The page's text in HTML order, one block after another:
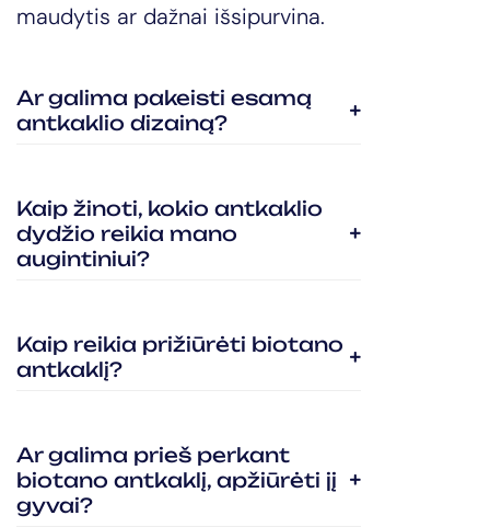
maudytis ar dažnai išsipurvina.
Ar galima pakeisti esamą
antkaklio dizainą?
Kaip žinoti, kokio antkaklio
dydžio reikia mano
augintiniui?
Kaip reikia prižiūrėti biotano
antkaklį?
Ar galima prieš perkant
biotano antkaklį, apžiūrėti jį
gyvai?